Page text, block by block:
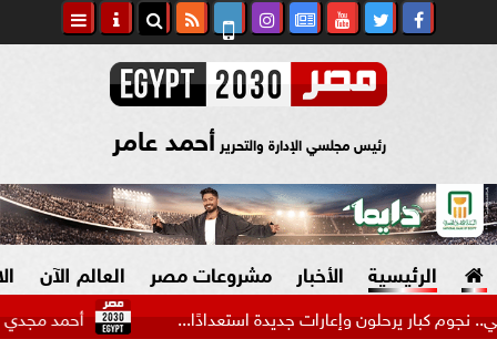
رئيس مجلسي الإدارة والتحرير أحمد عامر
الرئيسية الأخبار مشروعات مصر العالم الآن
أحمد مجدي يكشف يرحلون وإعارات جديدة استعدادًا...